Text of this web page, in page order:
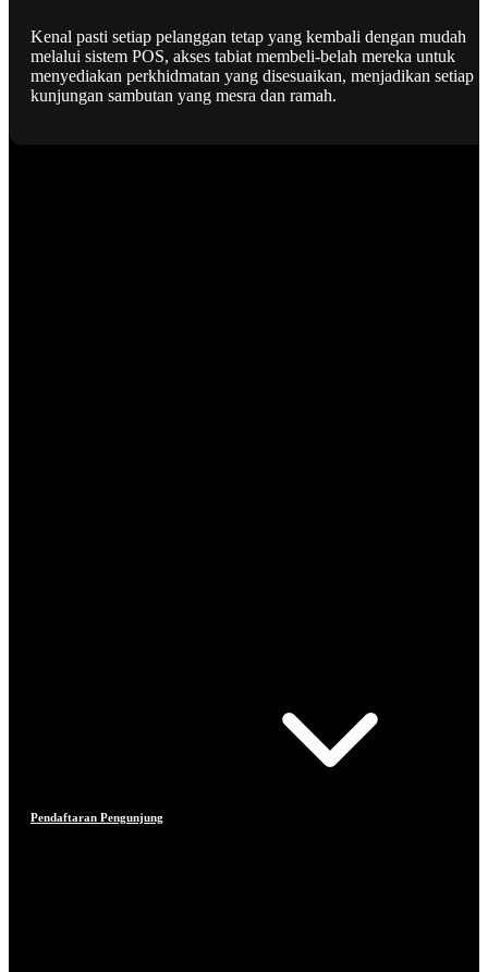
Kenal pasti setiap pelanggan tetap yang kembali dengan mudah
melalui sistem POS, akses tabiat membeli-belah mereka untuk
menyediakan perkhidmatan yang disesuaikan, menjadikan setiap
kunjungan sambutan yang mesra dan ramah.
Pendaftaran Pengunjung